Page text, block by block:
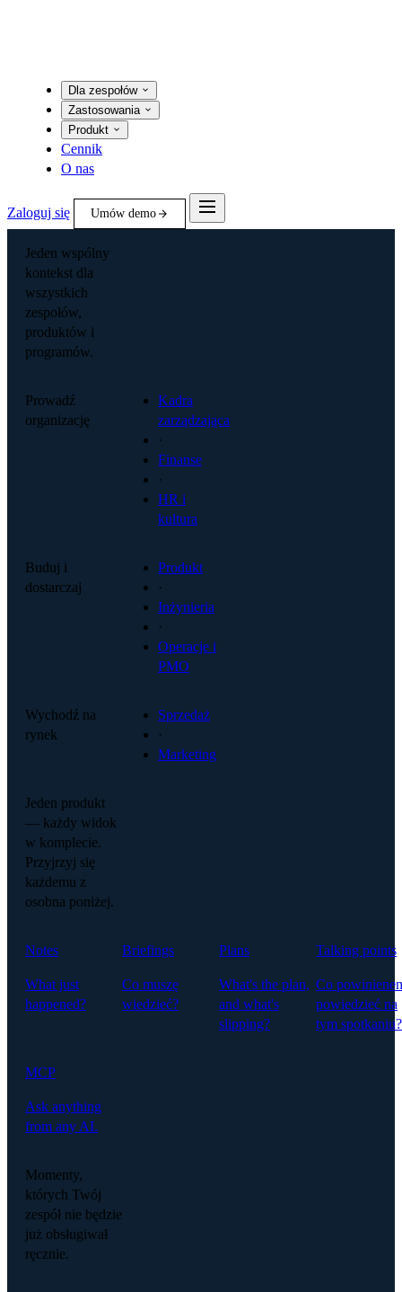
Dla zespołów
Zastosowania
Produkt
Cennik
O nas
Zaloguj się Umów demo
Jeden wspólny
kontekst dla
wszystkich
zespołów,
produktów i
programów.
Prowadź
organizację
Kadra
zarządzająca
·
Finanse
·
HR i
kultura
Buduj i
dostarczaj
Produkt
·
Inżynieria
·
Operacje i
PMO
Wychodź na
rynek
Sprzedaż
·
Marketing
Jeden produkt
— każdy widok
w komplecie.
Przyjrzyj się
każdemu z
osobna poniżej.
Notes
What just
happened?
Briefings
Co muszę
wiedzieć?
Plans
What's the plan,
and what's
slipping?
Talking points
Co
powiedzieć na
tym spotkaniu?
MCP
Ask anything
from any AI.
Momenty,
których Twój
zespół nie będzie
już obsługiwał
ręcznie.